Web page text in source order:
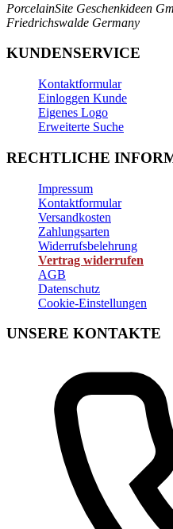
PorcelainSite Geschenkideen
Friedrichswalde Germany
KUNDENSERVICE
Kontaktformular
Einloggen Kunde
Eigenes Logo
Erweiterte Suche
RECHTLICHE
Impressum
Kontaktformular
Versandkosten
Zahlungsarten
Widerrufsbelehrung
Vertrag widerrufen
AGB
Datenschutz
Cookie-Einstellungen
UNSERE KONTAKTE